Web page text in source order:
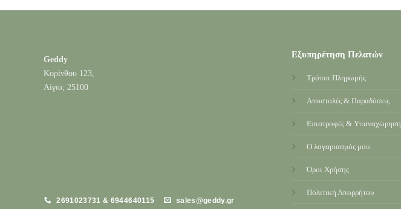
Geddy
Κορίνθου 123,
Αίγιο, 25100
2691023731 & 6944640115 sales@geddy.gr
Εξυπηρέτηση Πελατών
Τρόποι Πληρωμής
Αποστολές & Παραδόσεις
Επιστροφές & Υπαναχώρηση
Ο λογαριασμός μου
Όροι Χρήσης
Πολιτική Απορρήτου